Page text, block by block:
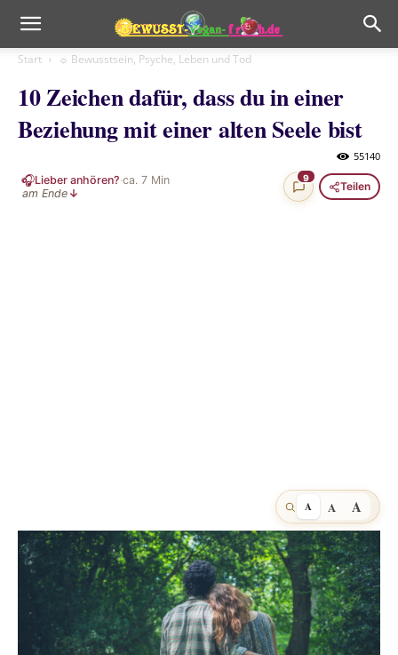
Start ☼ Bewusstsein, Psyche, Leben und Tod
10 Zeichen dafür, dass du in einer
Beziehung mit einer alten Seele bist
55140
🎧Lieber anhören?·ca. 7 Min
am Ende ↓
9
Teilen
A A A